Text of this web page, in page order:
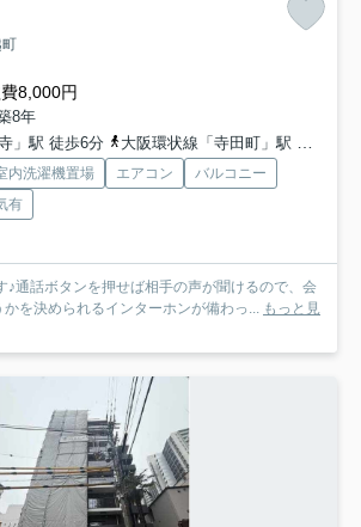
町
8,000円
8年
」駅 徒歩6分
大阪環状線「寺田町」駅 徒歩13分
内洗濯機置場 エアコン
バルコニー
有
♪通話ボタンを押せば相手の声が聞けるので、会
を決められるインターホンが備わっ... もっと見